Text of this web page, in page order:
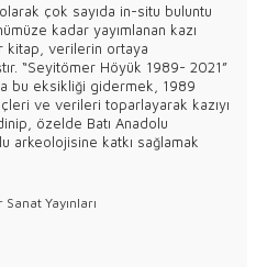
çok sayıda in-situ buluntu
kadar yayımlanan kazı
kitap, verilerin ortaya
“Seyitömer Höyük 1989- 2021”
bu eksikliği gidermek, 1989
ve verileri toparlayarak kazıyı
özelde Batı Anadolu
arkeolojisine katkı sağlamak
Yayınları